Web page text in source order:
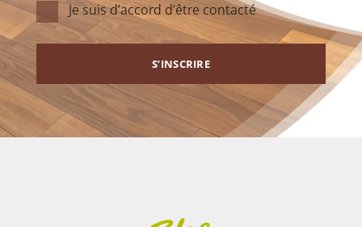
Je suis d’accord d’être contacté
S’INSCRIRE